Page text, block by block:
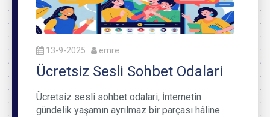
13-9-2025 emre
Ücretsiz Sesli Sohbet Odalari
Ücretsiz sesli sohbet odalari, İnternetin
gündelik yaşamın ayrılmaz bir parçası hâline